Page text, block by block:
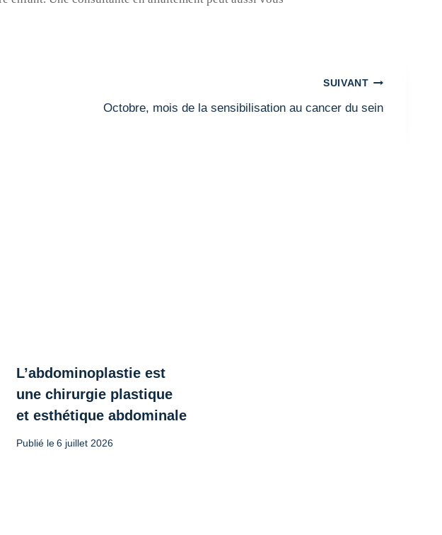
SUIVANT
Octobre, mois de la sensibilisation au cancer du sein
L’abdominoplastie est
une chirurgie plastique
et esthétique abdominale
Publié le 6 juillet 2026